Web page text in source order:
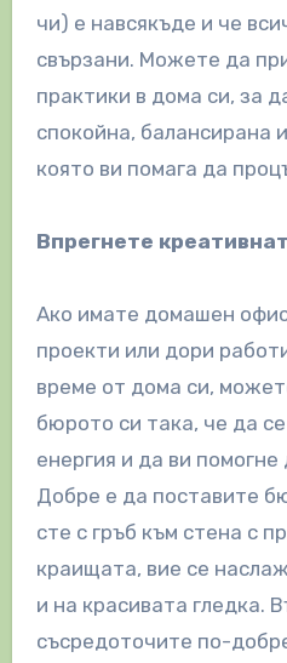
чи) е навсякъде и че
свързани. Можете да
практики в дома си, за
спокойна, балансирана
която ви помага да
Впрегнете
Ако имате домашен
проекти или дори
време от дома си,
бюрото си така, че да
енергия и да ви
Добре е да поставите
сте с гръб към стена с
краищата, вие се
и на красивата гледка.
съсредоточите по-